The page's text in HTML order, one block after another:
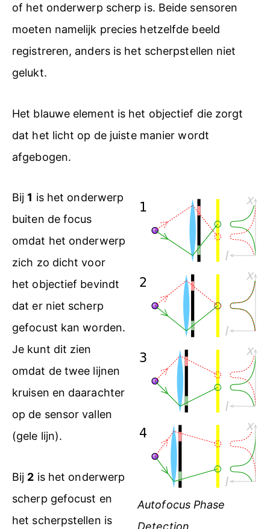
of het onderwerp scherp is. Beide sensoren
moeten namelijk precies hetzelfde beeld
registreren, anders is het scherpstellen niet
gelukt.
Het blauwe element is het objectief die zorgt
dat het licht op de juiste manier wordt
afgebogen.
Autofocus Phase
Bij 1 is het onderwerp
buiten de focus
omdat het onderwerp
zich zo dicht voor
het objectief bevindt
dat er niet scherp
gefocust kan worden.
Je kunt dit zien
omdat de twee lijnen
kruisen en daarachter
op de sensor vallen
(gele lijn).
Bij 2 is het onderwerp
scherp gefocust en
het scherpstellen is